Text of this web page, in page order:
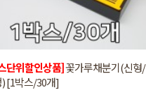
단위할인상품]꽃가루채분기(신형/
) [1박스/30개]